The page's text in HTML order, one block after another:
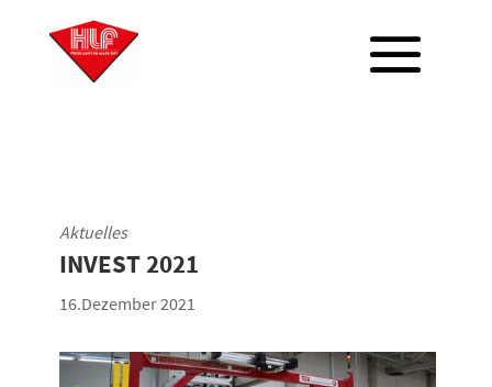
Aktuelles
INVEST 2021
16.Dezember 2021